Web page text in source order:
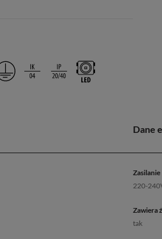
Dane
Zasilanie
220-
Zawiera
tak